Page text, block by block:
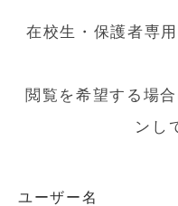
在校生・保護者専
閲覧を希望する場
ンし
ユーザー名